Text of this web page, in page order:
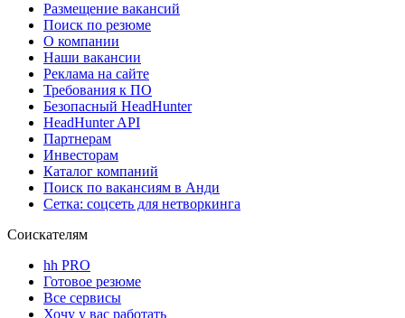
Размещение вакансий
Поиск по резюме
О компании
Наши вакансии
Реклама на сайте
Требования к ПО
Безопасный HeadHunter
HeadHunter API
Партнерам
Инвесторам
Каталог компаний
Поиск по вакансиям в Анди
Сетка: соцсеть для нетворкинга
Соискателям
hh PRO
Готовое резюме
Все сервисы
Хочу у вас работать